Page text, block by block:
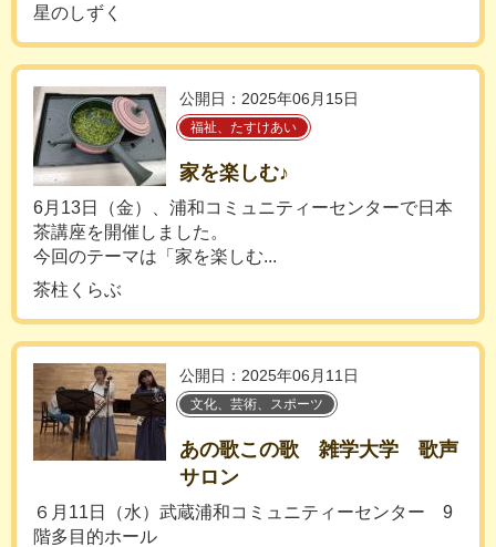
星のしずく
公開日：2025年06月15日
福祉、たすけあい
家を楽しむ♪
6月13日（金）、浦和コミュニティーセンターで日本
茶講座を開催しました。
今回のテーマは「家を楽しむ...
茶柱くらぶ
公開日：2025年06月11日
文化、芸術、スポーツ
あの歌この歌 雑学大学 歌声
サロン
６月11日（水）武蔵浦和コミュニティーセンター 9
階多目的ホール